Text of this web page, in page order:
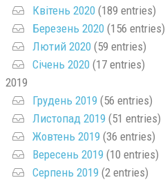
Квітень 2020(189 entries)
Березень 2020(156 entries)
Лютий 2020(59 entries)
Січень 2020(17 entries)
2019
Грудень 2019 (56 entries)
Листопад 2019 (51 entries)
Жовтень 2019 (36 entries)
Вересень 2019 (10 entries)
Серпень 2019 (2 entries)